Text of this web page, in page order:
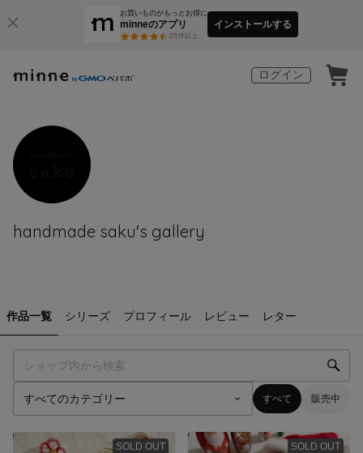
お買いものがもっとお得に
minneのアプリ
3万件以上
インストールする
ログイン
handmade saku's gallery
作品一覧 シリーズ プロフィール レビュー レター
すべて 販売中
SOLD OUT SOLD OUT